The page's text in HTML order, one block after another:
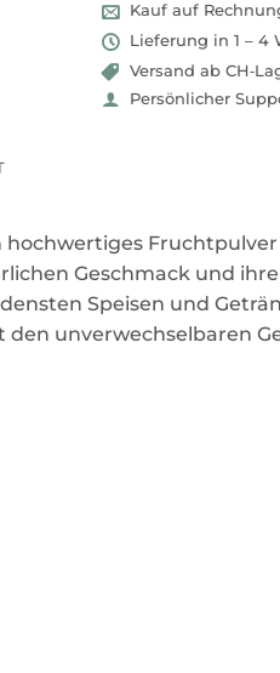
Kauf auf
Lieferung in 1 – 4
Versand ab
Persönlicher
Geschmack und
Speisen und
unverwechselbaren